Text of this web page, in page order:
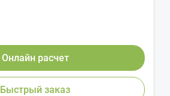
Онлайн расчет
Быстрый заказ